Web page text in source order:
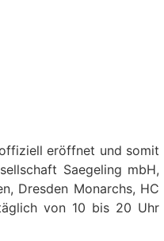
eröffnet und somit
Saegeling mbH,
Dresden Monarchs, HC
von 10 bis 20 Uhr